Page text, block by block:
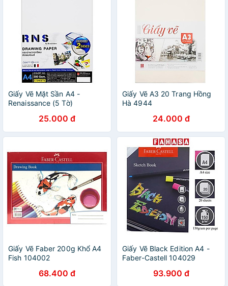
Giấy Vẽ Mặt Sần A4 -
Renaissance (5 Tờ)
25.000 đ
Giấy Vẽ A3 20 Trang Hồng
Hà 4944
24.000 đ
Giấy Vẽ Faber 200g Khổ A4
Fish 104002
68.400 đ
Giấy Vẽ Black Edition A4 -
Faber-Castell 104029
93.900 đ